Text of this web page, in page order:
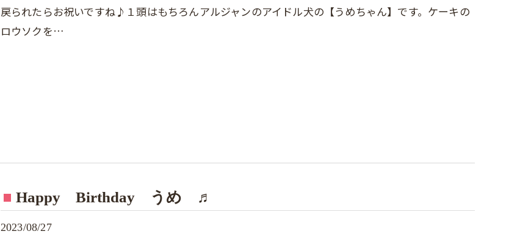
戻られたらお祝いですね♪１頭はもちろんアルジャンのアイドル犬の【うめちゃん】です。ケーキの
ロウソクを…
Happy Birthday うめ ♬
2023/08/27